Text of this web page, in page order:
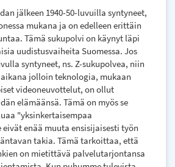
jälkeen 1940-50-luvuilla syntyneet,
mukana ja on edelleen erittäin
Tämä sukupolvi on käynyt läpi
uudistusvaiheita Suomessa. Jos
syntyneet, ns. Z-sukupolvea, niin
jolloin teknologia, mukaan
videoneuvottelut, on ollut
elämäänsä. Tämä on myös se
"yksinkertaisempaa
eivät enää muuta ensisijaisesti työn
takia. Tämä tarkoittaa, että
on mietittävä palvelutarjontansa